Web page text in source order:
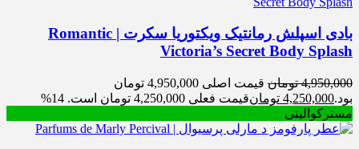
بادی اسپلش رمانتیک ویکتوریا سکرت | Romantic
Victoria’s Secret Body Splash
4,950,000 تومان
قیمت اصلی 4,950,000 تومان
بود.4,250,000 تومانقیمت فعلی 4,250,000 تومان است.
14%
مسترکوالیتی